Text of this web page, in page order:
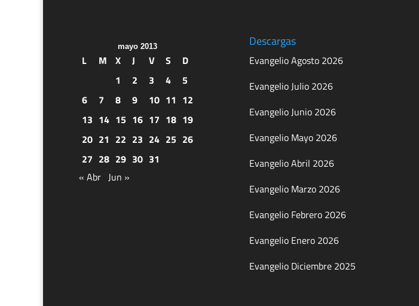
mayo 2013
L M X J V S
D
1
2 3 4
5
6
7 8 9 10 11 12
13 14 15 16 17 18 19
20 21 22 23 24 25 26
27 28 29 30 31
« Abr Jun »
Descargas
Evangelio Agosto 2026
Evangelio Julio 2026
Evangelio Junio 2026
Evangelio Mayo 2026
Evangelio Abril 2026
Evangelio Marzo 2026
Evangelio Febrero 2026
Evangelio Enero 2026
Evangelio Diciembre 2025